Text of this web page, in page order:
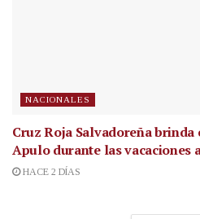
NACIONALES
Cruz Roja Salvadoreña brinda
Apulo durante las vacaciones
HACE 2 DÍAS